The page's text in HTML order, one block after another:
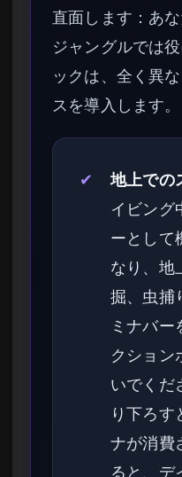
直面します：あ
ジャングルでは
ックは、全く異
スを導入します。
✔ 地上での
イビング
ーとして
なり、地
掘、虫捕
ミナバー
クション
いでくだ
り下ろす
ナが消費
ると、デ